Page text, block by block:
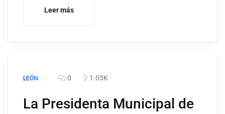
Leer más
LEÓN 0 1.05K
La Presidenta Municipal de